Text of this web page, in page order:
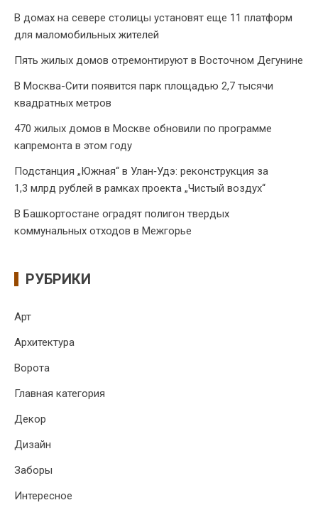
В домах на севере столицы установят еще 11 платформ
для маломобильных жителей
Пять жилых домов отремонтируют в Восточном Дегунине
В Москва-Сити появится парк площадью 2,7 тысячи
квадратных метров
470 жилых домов в Москве обновили по программе
капремонта в этом году
Подстанция „Южная“ в Улан‑Удэ: реконструкция за
1,3 млрд рублей в рамках проекта „Чистый воздух“
В Башкортостане оградят полигон твердых
коммунальных отходов в Межгорье
РУБРИКИ
Арт
Архитектура
Ворота
Главная категория
Декор
Дизайн
Заборы
Интересное